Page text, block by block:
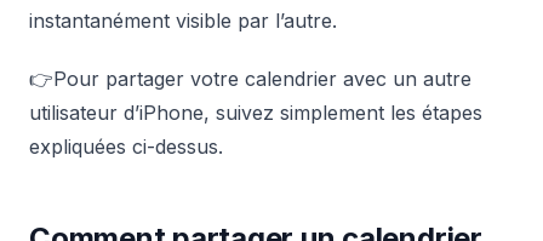
instantanément visible par l’autre.
👉Pour partager votre calendrier avec un autre
utilisateur d’iPhone, suivez simplement les étapes
expliquées ci-dessus.